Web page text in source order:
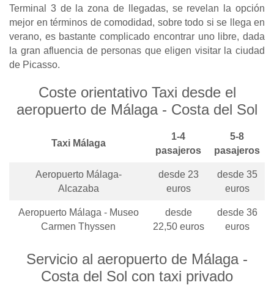
Terminal 3 de la zona de llegadas, se revelan la opción
mejor en términos de comodidad, sobre todo si se llega en
verano, es bastante complicado encontrar uno libre, dada
la gran afluencia de personas que eligen visitar la ciudad
de Picasso.
Coste orientativo Taxi desde el
aeropuerto de Málaga - Costa del Sol
Taxi Málaga
1-4
pasajeros
5-8
pasajeros
Aeropuerto Málaga-
Alcazaba
desde 23
euros
desde 35
euros
Aeropuerto Málaga - Museo
Carmen Thyssen
desde
22,50 euros
desde 36
euros
Servicio al aeropuerto de Málaga -
Costa del Sol con taxi privado